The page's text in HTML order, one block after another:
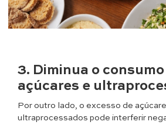
3. Diminua o
açúcares e
Por outro lado, o excesso de
ultraprocessados pode interferir